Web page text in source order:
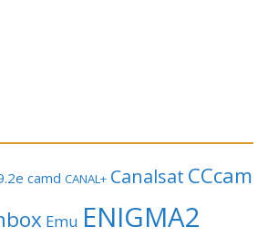
camd CANAL+ Canalsat CCcam
Emu ENIGMA2